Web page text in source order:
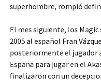
superhombre, rompió
El mes siguiente, los
2005 al español Fran
posteriormente el jugador
España para jugar en el
finalizaron con un